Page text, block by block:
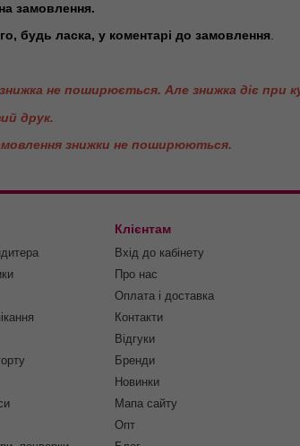
замовлення.
будь ласка, у коментарі до замовлення.
не поширюється. Але знижка діє при
друк.
знижки не поширюються.
Клієнтам
Вхід до кабінету
Про нас
Оплата і доставка
Контакти
Відгуки
Бренди
Новинки
Мапа сайту
Опт